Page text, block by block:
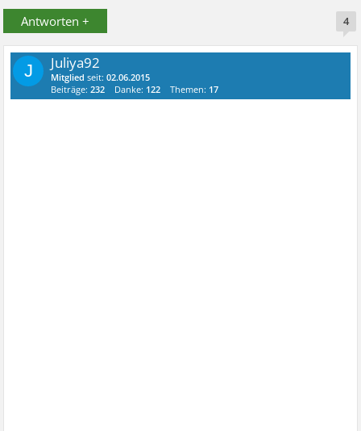
Antworten + 4
J Juliya92
Mitglied seit:02.06.2015
Beiträge:232 Danke: 122 Themen: 17